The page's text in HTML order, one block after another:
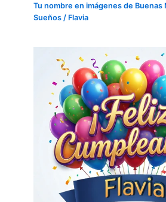
Tu nombre en imágenes de Buenas
Sueños / Flavia